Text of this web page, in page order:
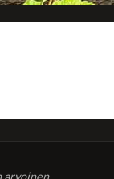
arvoinen